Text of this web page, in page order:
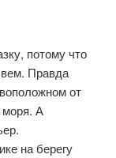
потому что
Правда
от
моря. А
на берегу